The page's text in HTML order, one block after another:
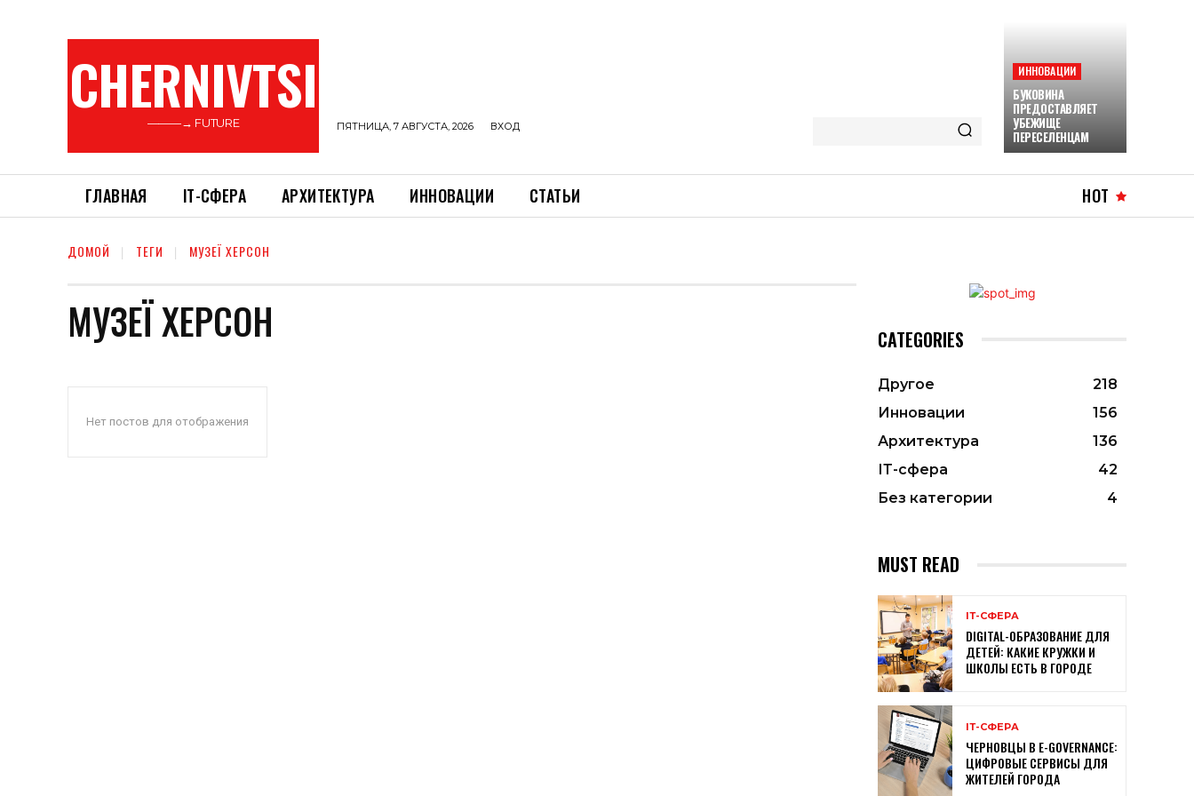
CHERNIVTSI
———→ FUTURE ПЯТНИЦА, 7 АВГУСТА, 2026 ВХОД
ИННОВАЦИИ
БУКОВИНА
ПРЕДОСТАВЛЯЕТ
УБЕЖИЩЕ
ПЕРЕСЕЛЕНЦАМ
ГЛАВНАЯ ІТ-СФЕРА АРХИТЕКТУРА ИННОВАЦИИ СТАТЬИ HOT
ДОМОЙ ТЕГИ МУЗЕЇ ХЕРСОН
МУЗЕЇ ХЕРСОН
Нет постов для отображения
CATEGORIES
Другое
218
Инновации
156
Архитектура
136
ІТ-сфера
42
Без категории
4
MUST READ
ІТ-СФЕРА
DIGITAL-ОБРАЗОВАНИЕ ДЛЯ
ДЕТЕЙ: КАКИЕ КРУЖКИ И
ШКОЛЫ ЕСТЬ В ГОРОДЕ
ІТ-СФЕРА
ЧЕРНОВЦЫ В E-GOVERNANCE:
ЦИФРОВЫЕ СЕРВИСЫ ДЛЯ
ЖИТЕЛЕЙ ГОРОДА